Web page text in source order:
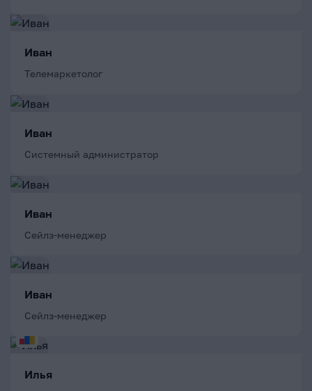
Иван
Телемаркетолог
Иван
Системный администратор
Иван
Сейлз-менеджер
Иван
Сейлз-менеджер
Илья